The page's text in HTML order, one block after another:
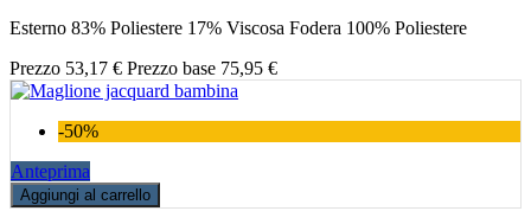
Esterno 83% Poliestere 17% Viscosa Fodera 100% Poliestere
Prezzo 53,17 € Prezzo base 75,95 €
-50%
Anteprima
Aggiungi al carrello